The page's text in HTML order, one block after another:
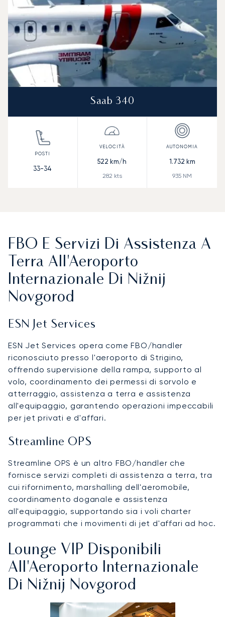
Saab 340
33-34
522 km/h
282 kts
1.732 km
935 NM
FBO E Servizi Di Assistenza A
Terra All'Aeroporto
Internazionale Di Nižnij
Novgorod
ESN Jet Services
ESN Jet Services opera come FBO/handler
riconosciuto presso l'aeroporto di Strigino,
offrendo supervisione della rampa, supporto al
volo, coordinamento dei permessi di sorvolo e
atterraggio, assistenza a terra e assistenza
all'equipaggio, garantendo operazioni impeccabili
per jet privati e d'affari.
Streamline OPS
Streamline OPS è un altro FBO/handler che
fornisce servizi completi di assistenza a terra, tra
cui rifornimento, marshalling dell'aeromobile,
coordinamento doganale e assistenza
all'equipaggio, supportando sia i voli charter
programmati che i movimenti di jet d'affari ad hoc.
Lounge VIP Disponibili
All'Aeroporto Internazionale
Di Nižnij Novgorod